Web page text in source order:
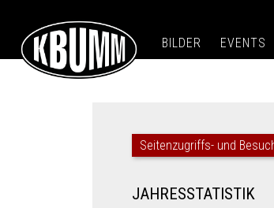
BILDER EVENTS
Seitenzugriffs- und
JAHRESSTATISTIK